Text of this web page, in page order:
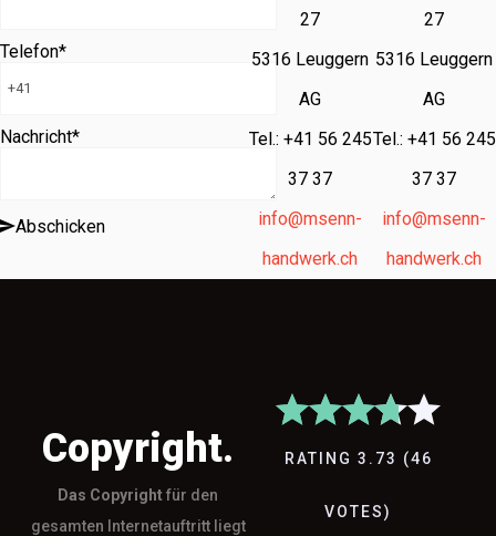
Telefon*
Nachricht*
Abschicken
27
5316 Leuggern
AG
Tel.: +41 56 245
37 37
info@msenn-
handwerk.ch
27
5316 Leuggern
AG
Tel.: +41 56 245
37 37
info@msenn-
handwerk.ch
Copyright.
Das Copyrightfür den
gesamten Internetauftritt liegt
RATING 3.73 (46
VOTES)